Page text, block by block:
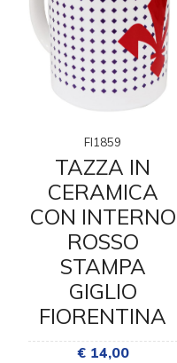
FI1859
TAZZA IN
CERAMICA
CON INTERNO
ROSSO
STAMPA
GIGLIO
FIORENTINA
€ 14,00